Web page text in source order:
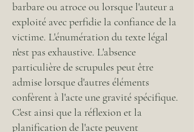
barbare ou atroce ou lorsque l'auteur a
exploité avec perfidie la confiance de la
victime. L'énumération du texte légal
n'est pas exhaustive. L'absence
particulière de scrupules peut être
admise lorsque d'autres éléments
confèrent à l'acte une gravité spécifique.
C'est ainsi que la réflexion et la
planification de l'acte peuvent